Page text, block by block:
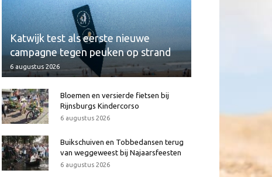
Katwijk test als eerste nieuwe
campagne tegen peuken op strand
6 augustus 2026
Bloemen en versierde fietsen bij
Rijnsburgs Kindercorso
6 augustus 2026
Buikschuiven en Tobbedansen terug
van weggeweest bij Najaarsfeesten
6 augustus 2026